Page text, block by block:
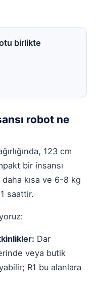
birlikte
robot ne
123 cm
bir insansı
kısa ve 6-8 kg
saattir.
Dar
veya butik
R1 bu alanlara